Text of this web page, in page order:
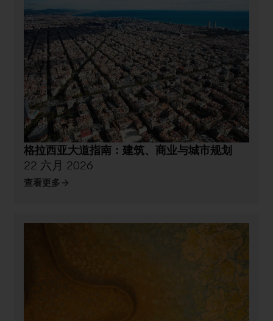
格拉西亚大道指南：建筑、商业与城市规划
22 六月 2026
查看更多